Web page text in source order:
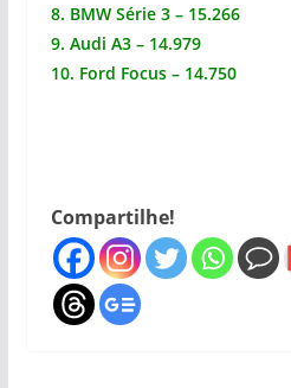
8. BMW Série 3 – 15.266
9. Audi A3 – 14.979
10. Ford Focus – 14.750
Compartilhe!